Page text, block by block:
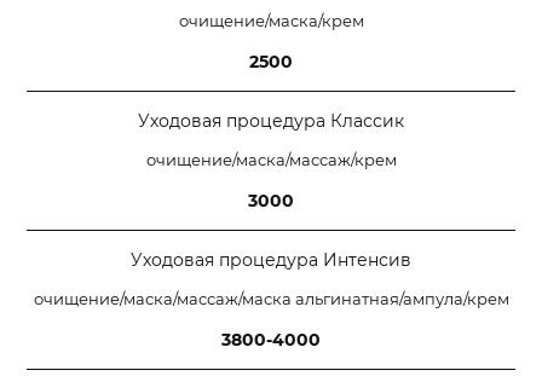
очищение/маска/крем
2500
Уходовая процедура Классик
очищение/маска/массаж/крем
3000
Уходовая процедура Интенсив
очищение/маска/массаж/маска альгинатная/ампула/крем
3800-4000